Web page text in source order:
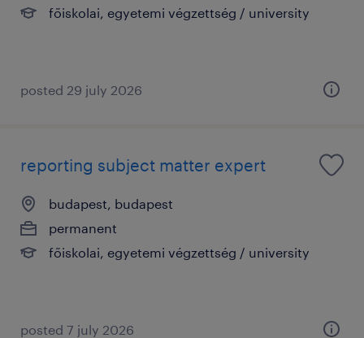
főiskolai, egyetemi végzettség / university
posted 29 july 2026
reporting subject matter expert
budapest, budapest
permanent
főiskolai, egyetemi végzettség / university
posted 7 july 2026